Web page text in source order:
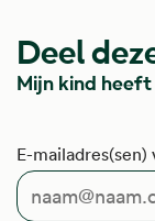
Deel
Mijn kind
E-mailadres(sen)